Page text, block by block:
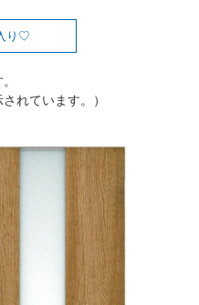
り
れています。）